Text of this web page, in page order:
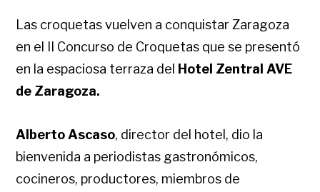
Las croquetas vuelven a conquistar Zaragoza
en el II Concurso de Croquetas que se presentó
en la espaciosa terraza del Hotel Zentral AVE
de Zaragoza.
Alberto Ascaso, director del hotel, dio la
bienvenida a periodistas gastronómicos,
cocineros, productores, miembros de